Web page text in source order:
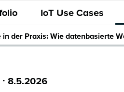
IoT Use Cases
der Praxis: Wie datenbasierte
· 8.5.2026